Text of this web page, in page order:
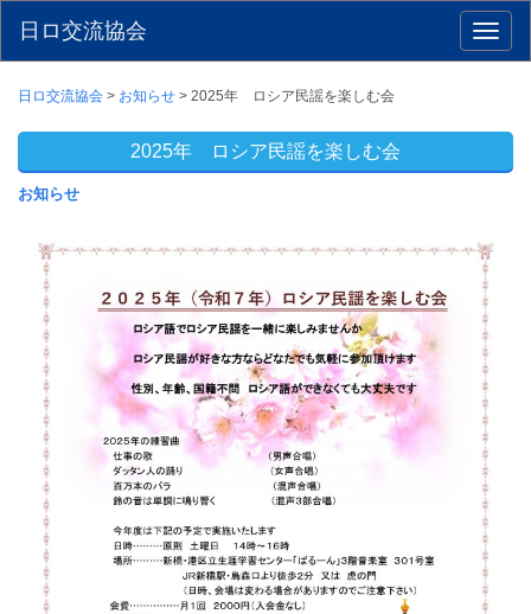
日ロ交流協会
日ロ交流協会 > お知らせ > 2025年 ロシア民謡を楽しむ会
2025年 ロシア民謡を楽しむ会
お知らせ